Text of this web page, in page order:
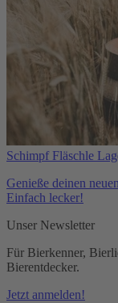
Schimpf Fläschle
Genieße deinen
Einfach lecker!
Unser Newsletter
Für Bierkenner,
Bierentdecker.
Jetzt anmelden!